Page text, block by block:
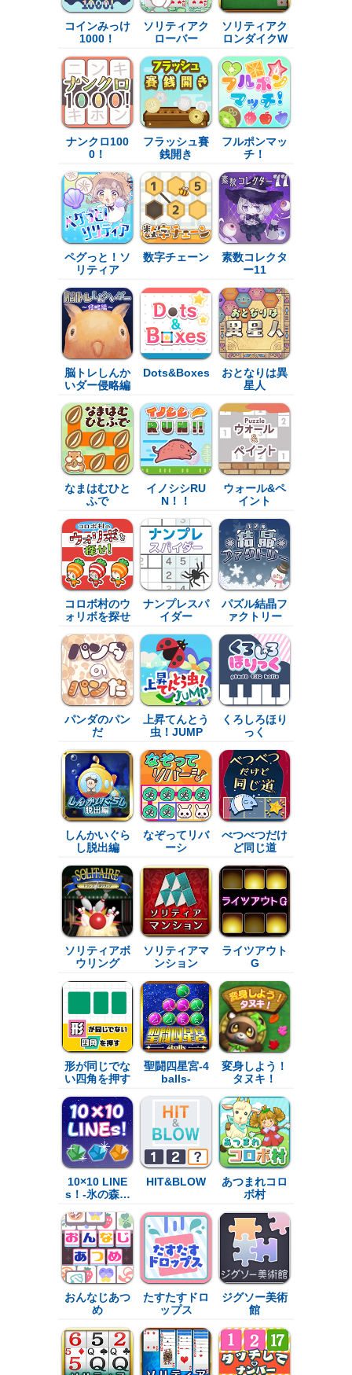
コインみっけ
1000！
ソリティアク
ローバー
ソリティアク
ロンダイクW
ナンクロ100
0！
フラッシュ賽
銭開き
フルポンマッ
チ！
ペグっと！ソ
リティア
数字チェーン
素数コレクタ
ー11
脳トレしんか
いダー侵略編
Dots&Boxes
おとなりは異
星人
なまはむひと
ふで
イノシシRU
N！！
ウォール&ペ
イント
コロボ村のウ
ォリボを探せ
ナンプレスパ
イダー
パズル結晶フ
ァクトリー
パンダのパン
だ
上昇てんとう
虫！JUMP
くろしろほり
っく
しんかいぐら
し脱出編
なぞってリバ
ーシ
べつべつだけ
ど同じ道
ソリティアボ
ウリング
ソリティアマ
ンション
ライツアウト
G
形が同じでな
い四角を押す
聖闘四星宮-4
balls-
変身しよう！
タヌキ！
10×10 LINE
s！-氷の森…
HIT&BLOW
あつまれコロ
ボ村
おんなじあつ
め
たすたすドロ
ップス
ジグソー美術
館